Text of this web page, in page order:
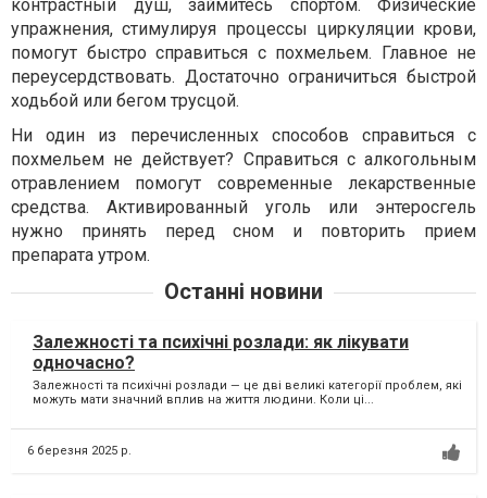
контрастный душ, займитесь спортом. Физические
упражнения, стимулируя процессы циркуляции крови,
помогут быстро справиться с похмельем. Главное не
переусердствовать. Достаточно ограничиться быстрой
ходьбой или бегом трусцой.
Ни один из перечисленных способов справиться с
похмельем не действует? Справиться с алкогольным
отравлением помогут современные лекарственные
средства. Активированный уголь или энтеросгель
нужно принять перед сном и повторить прием
препарата утром.
Останні новини
Залежності та психічні розлади: як лікувати
одночасно?
Залежності та психічні розлади — це дві великі категорії проблем, які
можуть мати значний вплив на життя людини. Коли ці...
6 березня 2025 р.